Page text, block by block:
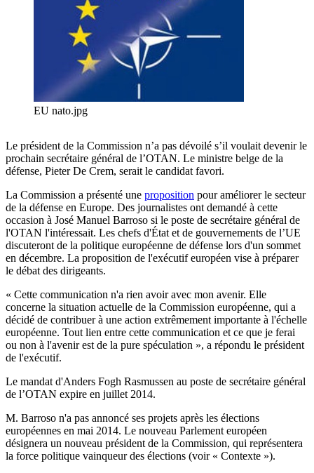
EU nato.jpg
Le président de la Commission n’a pas dévoilé s’il voulait devenir le
prochain secrétaire général de l’OTAN. Le ministre belge de la
défense, Pieter De Crem, serait le candidat favori.
La Commission a présenté une proposition pour améliorer le secteur
de la défense en Europe. Des journalistes ont demandé à cette
occasion à José Manuel Barroso si le poste de secrétaire général de
l'OTAN l'intéressait. Les chefs d'État et de gouvernements de l’UE
discuteront de la politique européenne de défense lors d'un sommet
en décembre. La proposition de l'exécutif européen vise à préparer
le débat des dirigeants.
« Cette communication n'a rien avoir avec mon avenir. Elle
concerne la situation actuelle de la Commission européenne, qui a
décidé de contribuer à une action extrêmement importante à l'échelle
européenne. Tout lien entre cette communication et ce que je ferai
ou non à l'avenir est de la pure spéculation », a répondu le président
de l'exécutif.
Le mandat d'Anders Fogh Rasmussen au poste de secrétaire général
de l’OTAN expire en juillet 2014.
M. Barroso n'a pas annoncé ses projets après les élections
européennes en mai 2014. Le nouveau Parlement européen
désignera un nouveau président de la Commission, qui représentera
la force politique vainqueur des élections (voir « Contexte »).